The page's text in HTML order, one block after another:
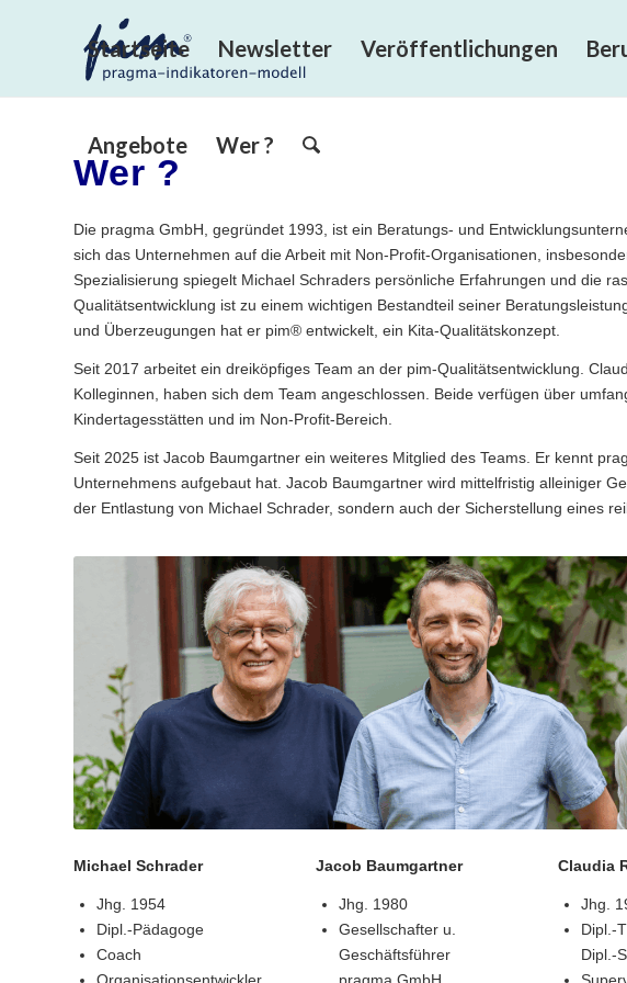
Startseite Newsletter Veröffentlichungen
Angebote Wer ?
Wer ?
Die pragma GmbH, gegründet 1993, ist ein Beratungs- und
sich das Unternehmen auf die Arbeit mit Non-Profit-Organisationen,
Spezialisierung spiegelt Michael Schraders persönliche Erfahrungen und die
Qualitätsentwicklung ist zu einem wichtigen Bestandteil seiner
und Überzeugungen hat er pim® entwickelt, ein Kita-Qualitätskonzept.
Seit 2017 arbeitet ein dreiköpfiges Team an der pim-Qualitätsentwicklung.
Kolleginnen, haben sich dem Team angeschlossen. Beide verfügen über
Kindertagesstätten und im Non-Profit-Bereich.
Seit 2025 ist Jacob Baumgartner ein weiteres Mitglied des Teams. Er kennt
Unternehmens aufgebaut hat. Jacob Baumgartner wird mittelfristig alleiniger
der Entlastung von Michael Schrader, sondern auch der Sicherstellung eines
Michael Schrader
Jhg. 1954
Dipl.-Pädagoge
Coach
Organisationsentwickler
Jacob Baumgartner
Jhg. 1980
Gesellschafter u.
Geschäftsführer
pragma GmbH
Claudia
Jhg.
Dipl.-
Dipl.-